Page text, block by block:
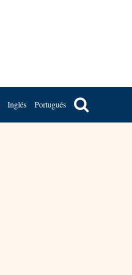
Inglés Portugués